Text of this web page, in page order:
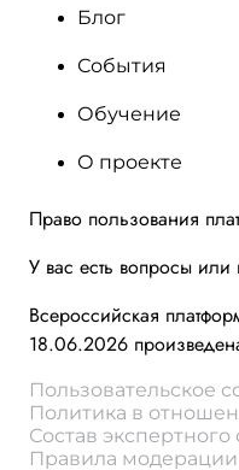
Блог
События
Обучение
О проекте
Право пользования
У вас есть вопросы
Всероссийская
18.06.2026
Пользовательское
Политика в
Состав экспертного
Правила модерации